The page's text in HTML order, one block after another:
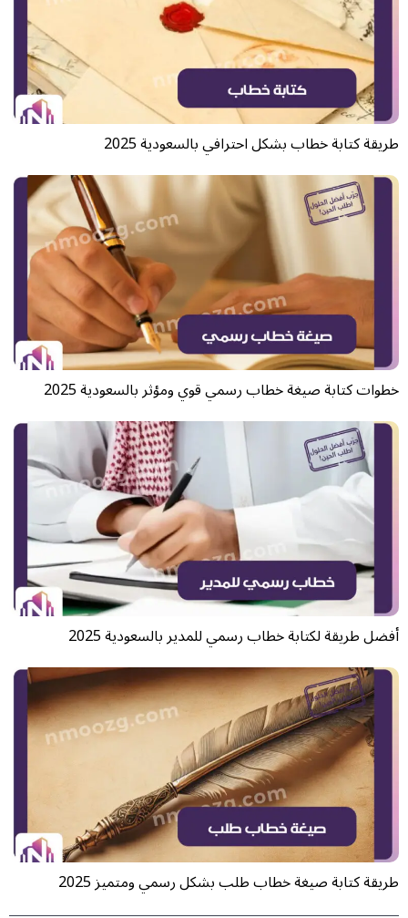
طريقة كتابة خطاب بشكل احترافي بالسعودية 2025
خطوات كتابة صيغة خطاب رسمي​ قوي ومؤثر بالسعودية 2025
أفضل طريقة لكتابة خطاب رسمي للمدير بالسعودية 2025
طريقة كتابة صيغة خطاب طلب بشكل رسمي ومتميز 2025